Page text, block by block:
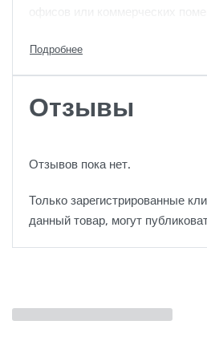
Отзывы
Отзывов пока нет.
Только зарегистрированные
данный товар, могут